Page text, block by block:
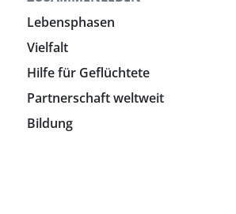
Lebensphasen
Vielfalt
Hilfe für Geflüchtete
Partnerschaft weltweit
Bildung